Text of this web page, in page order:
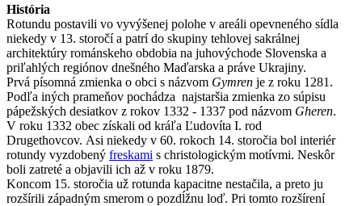
História
Rotundu postavili vo vyvýšenej polohe v areáli opevneného sídla
niekedy v 13. storočí a patrí do skupiny tehlovej sakrálnej
architektúry románskeho obdobia na juhovýchode Slovenska a
priľahlých regiónov dnešného Maďarska a práve Ukrajiny.
Prvá písomná zmienka o obci s názvom Gymren je z roku 1281.
Podľa iných prameňov pochádza najstaršia zmienka zo súpisu
pápežských desiatkov z rokov 1332 - 1337 pod názvom Gheren.
V roku 1332 obec získali od kráľa Ľudovíta I. rod
Drugethovcov. Asi niekedy v 60. rokoch 14. storočia bol interiér
rotundy vyzdobený freskami s christologickým motívmi. Neskôr
boli zatreté a objavili ich až v roku 1879.
Koncom 15. storočia už rotunda kapacitne nestačila, a preto ju
rozšírili západným smerom o pozdĺžnu loď. Pri tomto rozšírení